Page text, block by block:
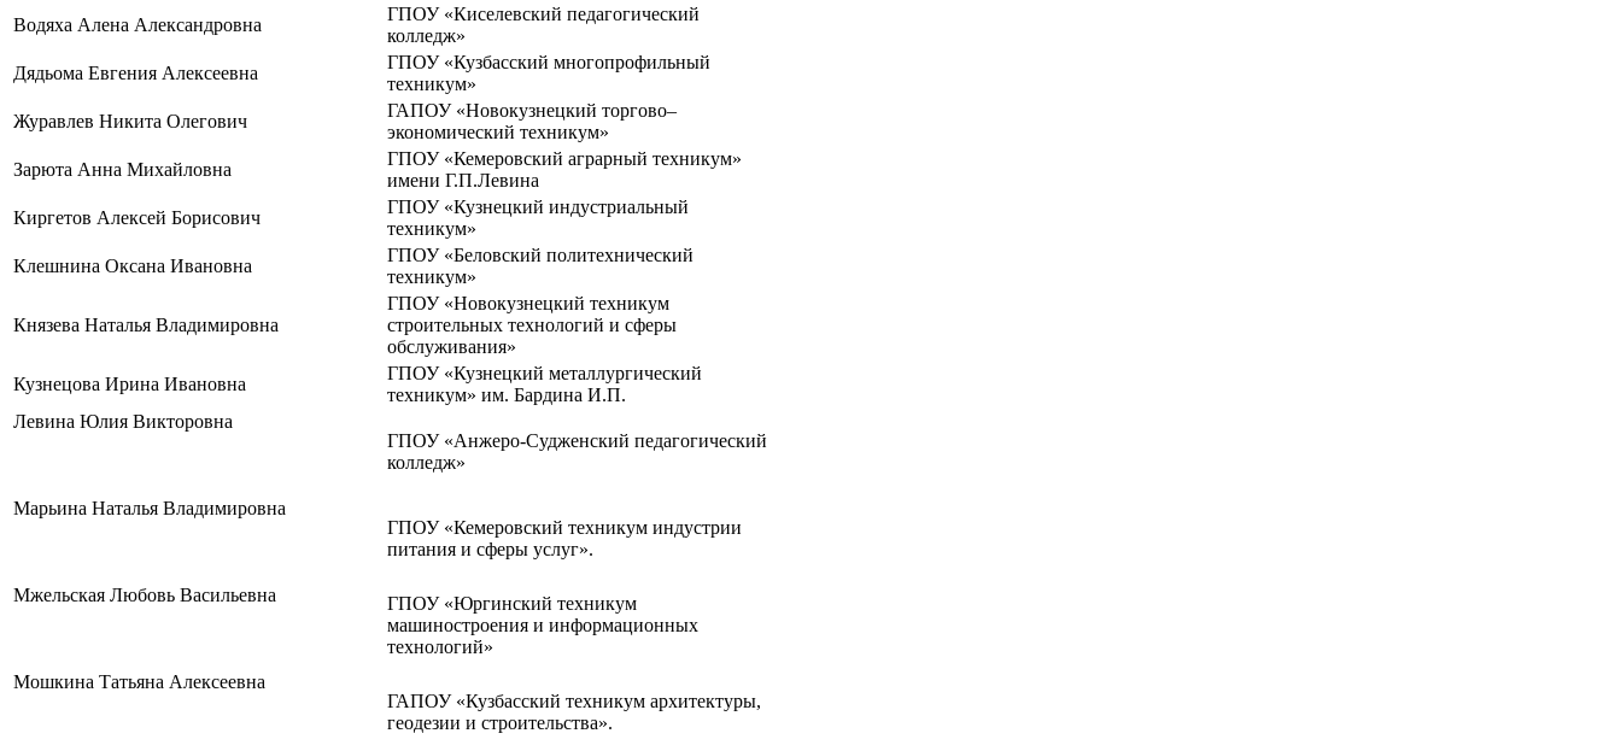
Водяха Алена Александровна
ГПОУ «Киселевский педагогический
колледж»
Дядьома Евгения Алексеевна
ГПОУ «Кузбасский многопрофильный
техникум»
Журавлев Никита Олегович
ГАПОУ «Новокузнецкий торгово–
экономический техникум»
Зарюта Анна Михайловна
ГПОУ «Кемеровский аграрный техникум»
имени Г.П.Левина
Киргетов Алексей Борисович
ГПОУ «Кузнецкий индустриальный
техникум»
Клешнина Оксана Ивановна
ГПОУ «Беловский политехнический
техникум»
Князева Наталья Владимировна
ГПОУ «Новокузнецкий техникум
строительных технологий и сферы
обслуживания»
Кузнецова Ирина Ивановна
ГПОУ «Кузнецкий металлургический
техникум» им. Бардина И.П.
Левина Юлия Викторовна
ГПОУ «Анжеро-Судженский педагогический
колледж»
Марьина Наталья Владимировна
ГПОУ «Кемеровский техникум индустрии
питания и сферы услуг».
Мжельская Любовь Васильевна
ГПОУ «Юргинский техникум
машиностроения и информационных
технологий»
Мошкина Татьяна Алексеевна
ГАПОУ «Кузбасский техникум архитектуры,
геодезии и строительства».